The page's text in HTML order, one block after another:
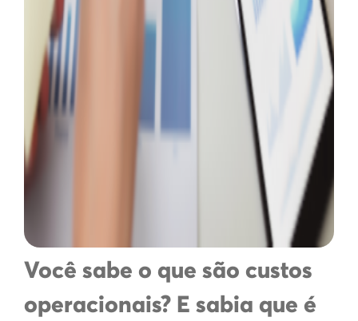
Você sabe o que são custos
operacionais? E sabia que é